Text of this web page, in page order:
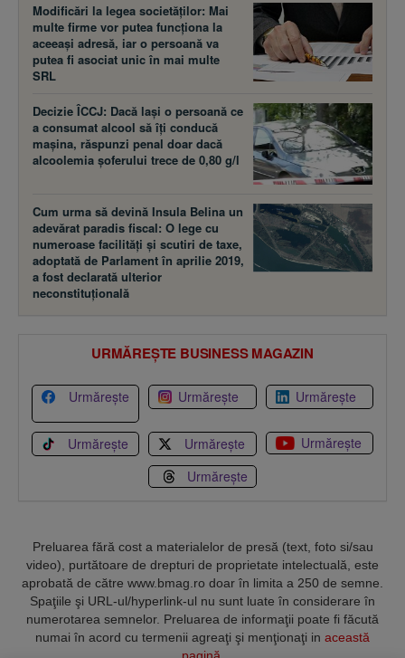
Modificări la legea societăţilor: Mai
multe firme vor putea funcţiona la
aceeaşi adresă, iar o persoană va
putea fi asociat unic în mai multe
SRL
Decizie ÎCCJ: Dacă laşi o persoană ce
a consumat alcool să îţi conducă
maşina, răspunzi penal doar dacă
alcoolemia şoferului trece de 0,80 g/l
Cum urma să devină Insula Belina un
adevărat paradis fiscal: O lege cu
numeroase facilităţi şi scutiri de taxe,
adoptată de Parlament în aprilie 2019,
a fost declarată ulterior
neconstituţională
URMĂREȘTE BUSINESS MAGAZIN
Urmărește Urmărește Urmărește
Urmărește Urmărește
Urmărește
Urmărește
Preluarea fără cost a materialelor de presă (text, foto si/sau
video), purtătoare de drepturi de proprietate intelectuală, este
aprobată de către www.bmag.ro doar în limita a 250 de semne.
Spaţiile şi URL-ul/hyperlink-ul nu sunt luate în considerare în
numerotarea semnelor. Preluarea de informaţii poate fi făcută
numai în acord cu termenii agreaţi şi menţionaţi in această
pagină